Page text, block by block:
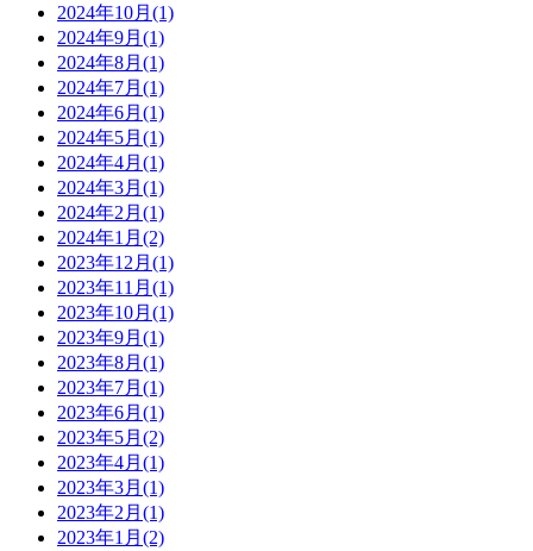
2024年10月(1)
2024年9月(1)
2024年8月(1)
2024年7月(1)
2024年6月(1)
2024年5月(1)
2024年4月(1)
2024年3月(1)
2024年2月(1)
2024年1月(2)
2023年12月(1)
2023年11月(1)
2023年10月(1)
2023年9月(1)
2023年8月(1)
2023年7月(1)
2023年6月(1)
2023年5月(2)
2023年4月(1)
2023年3月(1)
2023年2月(1)
2023年1月(2)